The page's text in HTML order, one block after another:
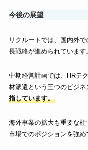
今後の展望
リクルートでは、国内外
長戦略が進められています
中期経営計画では、HRテ
材派遣という三つのビジネ
指しています。
海外事業の拡大も重要な
市場でのポジションを強め